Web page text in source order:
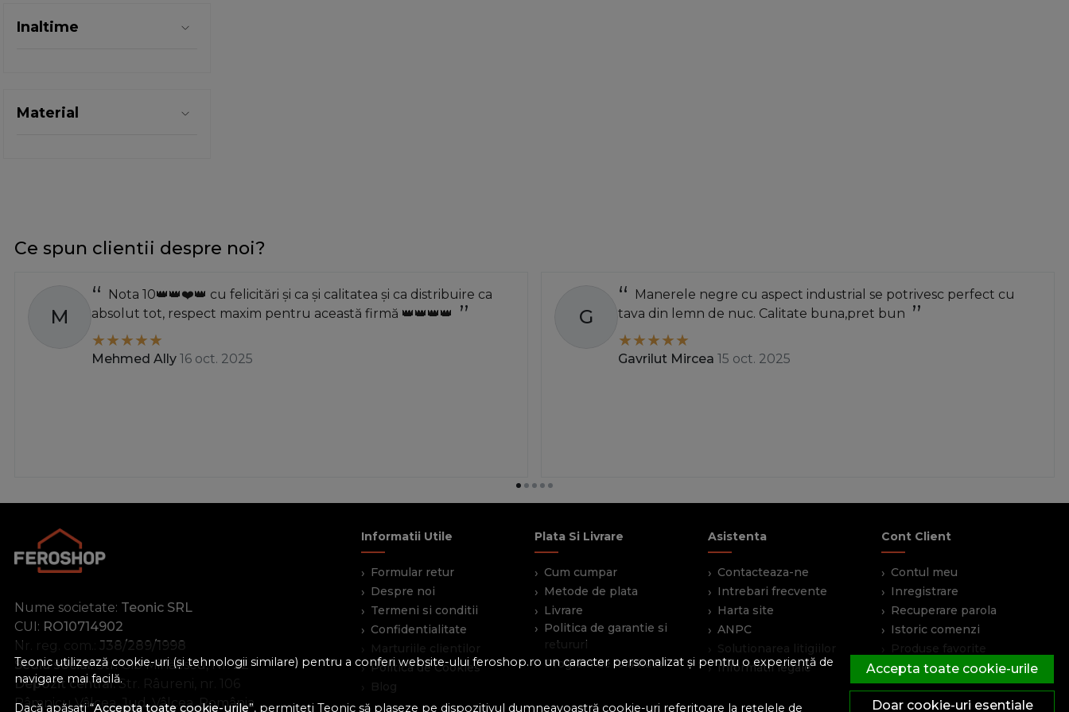
32mm
40mm
Inaltime
Material
Teonic utilizează cookie-uri (și tehnologii similare) pentru a conferi website-ului feroshop.ro un caracter personalizat și pentru o experiență de
navigare mai facilă.
Dacă apăsați “Accepta toate cookie-urile”, permiteți Teonic să plaseze pe dispozitivul dumneavoastră cookie-uri referitoare la rețelele de
Accepta toate cookie-urile
Doar cookie-uri esentiale
Ce spun clientii despre noi?
M
Nota 10👑👑❤️👑 cu felicitări și ca și calitatea și ca distribuire ca
absolut tot, respect maxim pentru această firmă 👑👑👑👑
Mehmed Ally 16 oct. 2025
G
Manerele negre cu aspect industrial se potrivesc perfect cu
tava din lemn de nuc. Calitate buna,pret bun
Gavrilut Mircea 15 oct. 2025
Nume societate: Teonic SRL
CUI: RO10714902
Nr. reg. com.: J38/289/1998
Sediu social:Str. Gib Mihăescu, Nr. 22
Depozit central:Str. Râureni, nr. 106
Râmnicu Vâlcea, Jud. Vâlcea, România
Informatii Utile
Formular retur
Despre noi
Termeni si conditii
Confidentialitate
Marturiile clientilor
Politica de Cookies
Blog
Plata Si Livrare
Cum cumpar
Metode de plata
Livrare
Politica de garantie si
retururi
Program de loialitate
Asistenta
Contacteaza-ne
Intrebari frecvente
Harta site
ANPC
Solutionarea litigiilor
Informatii legale
Cont Client
Contul meu
Inregistrare
Recuperare parola
Istoric comenzi
Produse favorite
Devino partener